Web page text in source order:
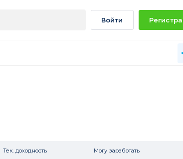
Войти
Тек. доходность Могу заработать